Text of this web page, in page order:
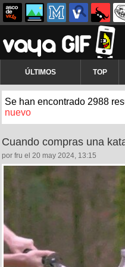
ÚLTIMOS TOP
Se han encontrado 2988
nuevo
Cuando compras una
por fru el 20 may 2024, 13:15